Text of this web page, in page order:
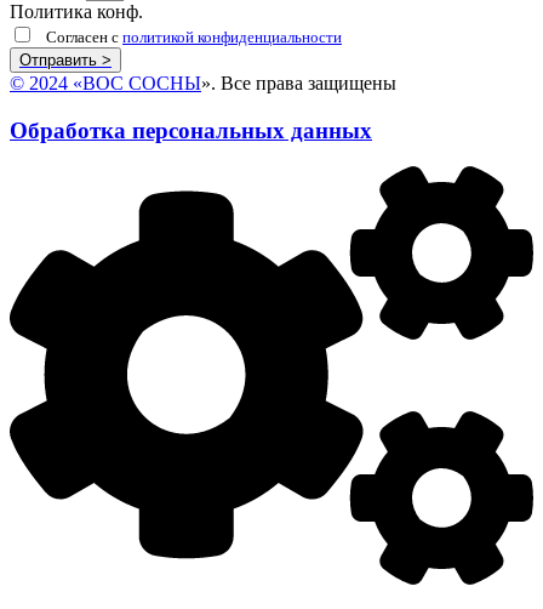
Политика конф.
Согласен с политикой конфиденциальности
Отправить >
© 2024 «ВОС СОСНЫ». Все права защищены
Обработка персональных данных